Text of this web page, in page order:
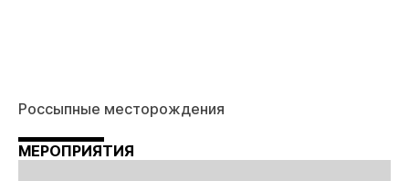
Россыпные месторождения
МЕРОПРИЯТИЯ